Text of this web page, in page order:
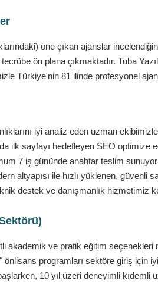
öne çıkan ajanslar
ön plana çıkmaktadır. Tuba
Türkiye'nin 81 ilinde profesyonel
iyi analiz eden uzman ekibimizle
ilk sayfayı hedefleyen SEO optimize
7 iş gününde anahtar teslim
altyapısı ile hızlı yüklenen, güvenli
destek ve danışmanlık hizmetimiz
akademik ve pratik eğitim
önlisans programları sektöre giriş için
10 yıl üzeri deneyimli kıdemli